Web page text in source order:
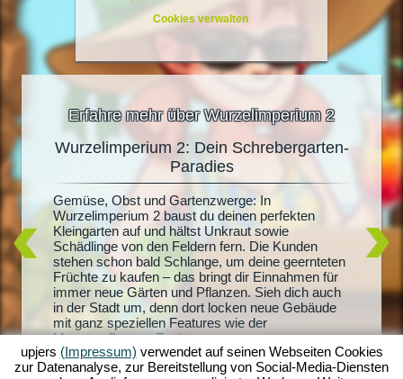
Cookies verwalten
Erfahre mehr über Wurzelimperium 2
2
zu
auch
Wurzelimperium 2: Dein Schrebergarten-
Paradies
Gemüse, Obst und Gartenzwerge: In
Wurzelimperium 2 baust du deinen perfekten
Kleingarten auf und hältst Unkraut sowie
Schädlinge von den Feldern fern. Die Kunden
stehen schon bald Schlange, um deine geernteten
Früchte zu kaufen – das bringt dir Einnahmen für
immer neue Gärten und Pflanzen. Sieh dich auch
in der Stadt um, denn dort locken neue Gebäude
mit ganz speziellen Features wie der
Monsterpflanzen-Zucht...
Du
dich
und
upjers (Impressum) verwendet auf seinen Webseiten Cookies
zur Datenanalyse, zur Bereitstellung von Social-Media-Diensten